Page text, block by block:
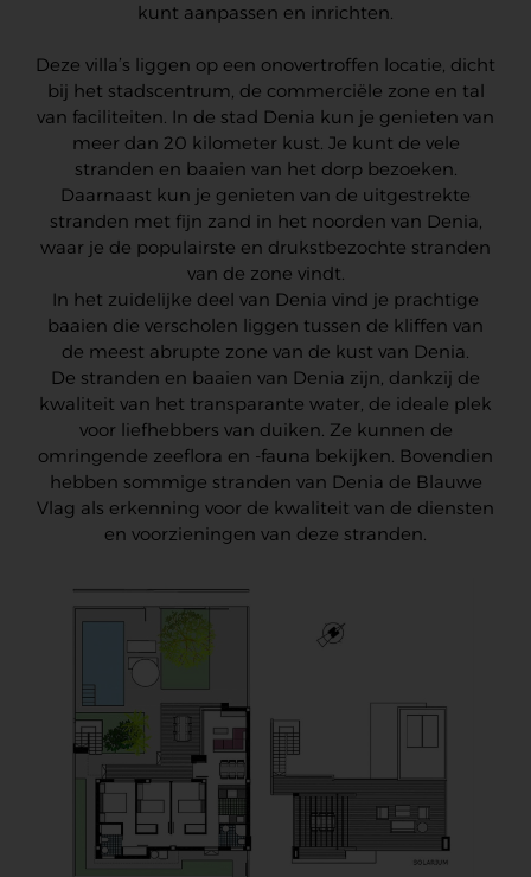
kunt aanpassen en inrichten.
Deze villa’s liggen op een onovertroffen locatie, dicht
bij het stadscentrum, de commerciële zone en tal
van faciliteiten. In de stad Denia kun je genieten van
meer dan 20 kilometer kust. Je kunt de vele
stranden en baaien van het dorp bezoeken.
Daarnaast kun je genieten van de uitgestrekte
stranden met fijn zand in het noorden van Denia,
waar je de populairste en drukstbezochte stranden
van de zone vindt.
In het zuidelijke deel van Denia vind je prachtige
baaien die verscholen liggen tussen de kliffen van
de meest abrupte zone van de kust van Denia.
De stranden en baaien van Denia zijn, dankzij de
kwaliteit van het transparante water, de ideale plek
voor liefhebbers van duiken. Ze kunnen de
omringende zeeflora en -fauna bekijken. Bovendien
hebben sommige stranden van Denia de Blauwe
Vlag als erkenning voor de kwaliteit van de diensten
en voorzieningen van deze stranden.